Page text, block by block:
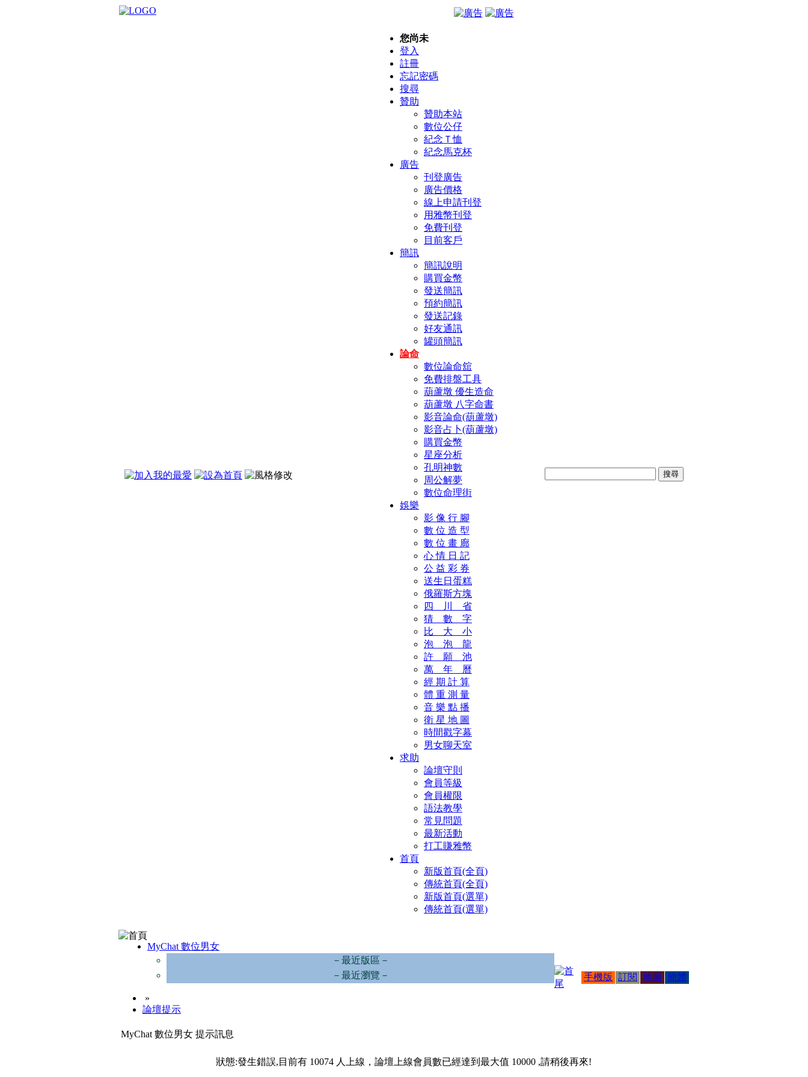
您尚未
登入
註冊
忘記密碼
搜尋
贊助
贊助本站
數位公仔
紀念Ｔ恤
紀念馬克杯
廣告
刊登廣告
廣告價格
線上申請刊登
用雅幣刊登
免費刊登
目前客戶
簡訊
簡訊說明
購買金幣
發送簡訊
預約簡訊
發送記錄
好友通訊
罐頭簡訊
論命
數位論命舘
免費排盤工具
葫蘆墩 優生造命
葫蘆墩 八字命書
影音論命(葫蘆墩)
影音占卜(葫蘆墩)
購買金幣
星座分析
孔明神數
周公解夢
數位命理街
娛樂
影 像 行 腳
數 位 造 型
數 位 畫 廊
心 情 日 記
公 益 彩 券
送生日蛋糕
俄羅斯方塊
四 川 省
猜 數 字
比 大 小
泡 泡 龍
許 願 池
萬 年 曆
經 期 計 算
體 重 測 量
音 樂 點 播
衛 星 地 圖
時間戳字幕
男女聊天室
求助
論壇守則
會員等級
會員權限
語法教學
常見問題
最新活動
打工賺雅幣
首頁
新版首頁(全頁)
傳統首頁(全頁)
新版首頁(選單)
傳統首頁(選單)
MyChat 數位男女
－最近版區－
－最近瀏覽－
»
論壇提示
手機版 訂閱 地圖 簡體
MyChat 數位男女 提示訊息
狀態:發生錯誤,目前有 10074 人上線，論壇上線會員數已經達到最大值 10000 ,請稍後再來!